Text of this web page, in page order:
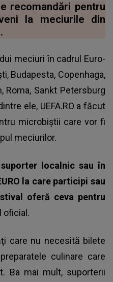
recomandări pentru
la meciurile din
meciuri în cadrul Euro-
Budapesta, Copenhaga,
Roma, Sankt Petersburg
ele, UEFA.RO a făcut
microbiștii care vor fi
meciurilor.
localnic sau în
la care participi sau
oferă ceva pentru
oficial.
care nu necesită bilete
culinare care
Ba mai mult, suporterii